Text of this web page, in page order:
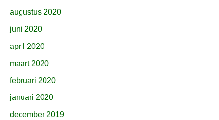
augustus 2020
juni 2020
april 2020
maart 2020
februari 2020
januari 2020
december 2019